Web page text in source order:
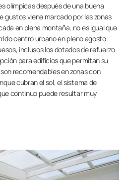
olímpicas después de una buena
gustos viene marcado por las zonas
en plena montaña, no es igual que
centro urbano en pleno agosto.
inclusos los dotados de refuerzo
para edificios que permitan su
recomendables en zonas con
cubran el sol, el sistema de
continuo puede resultar muy